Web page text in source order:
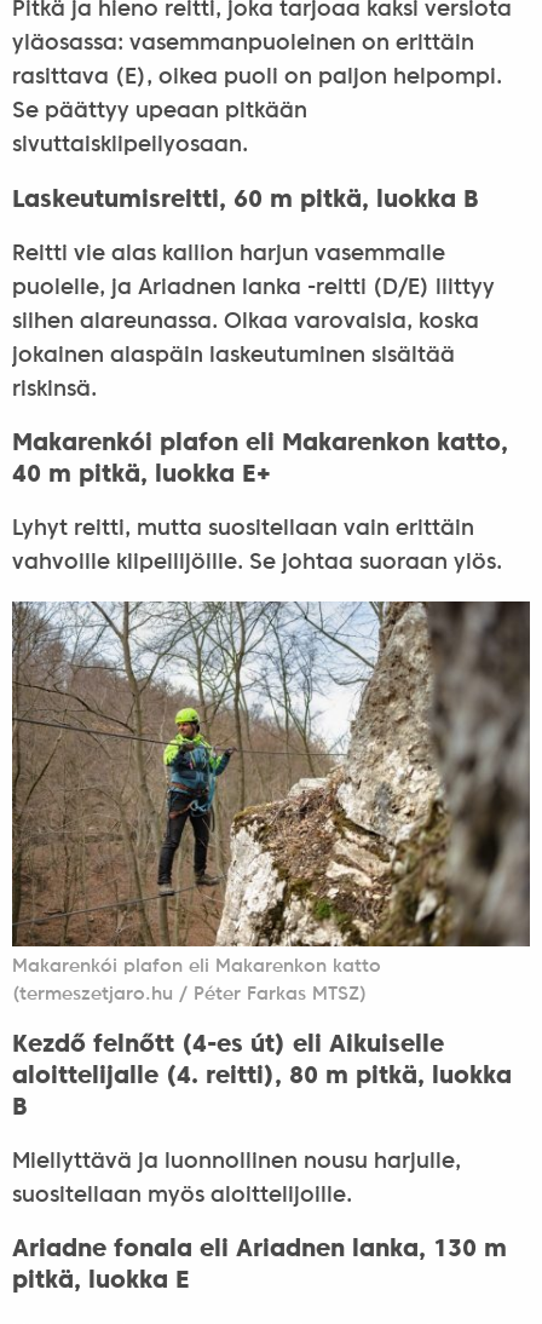
Pitkä ja hieno reitti, joka tarjoaa kaksi versiota
yläosassa: vasemmanpuoleinen on erittäin
rasittava (E), oikea puoli on paljon helpompi.
Se päättyy upeaan pitkään
sivuttaiskiipeilyosaan.
Laskeutumisreitti, 60 m pitkä, luokka B
Reitti vie alas kallion harjun vasemmalle
puolelle, ja Ariadnen lanka -reitti (D/E) liittyy
siihen alareunassa. Olkaa varovaisia, koska
jokainen alaspäin laskeutuminen sisältää
riskinsä.
Makarenkói plafon eli Makarenkon katto,
40 m pitkä, luokka E+
Lyhyt reitti, mutta suositellaan vain erittäin
vahvoille kiipeilijöille. Se johtaa suoraan ylös.
Makarenkói plafon eli Makarenkon katto
(termeszetjaro.hu / Péter Farkas MTSZ)
Kezdő felnőtt (4-es út) eli Aikuiselle
aloittelijalle (4. reitti), 80 m pitkä, luokka
B
Miellyttävä ja luonnollinen nousu harjulle,
suositellaan myös aloittelijoille.
Ariadne fonala eli Ariadnen lanka, 130 m
pitkä, luokka E